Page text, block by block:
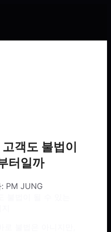
객도 불법이
터일까
PM JUNG